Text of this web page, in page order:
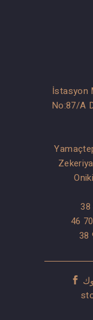
İstasyon
No:87/A